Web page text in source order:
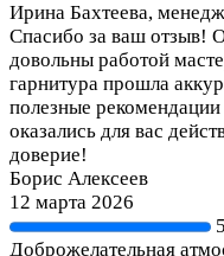
Ирина Бахтеева,
Спасибо за ваш отзыв!
довольны работой
гарнитура прошла
полезные
оказались для вас
доверие!
Борис Алексеев
12 марта 2026
5
Доброжелательная